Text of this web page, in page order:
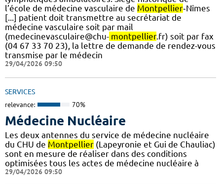
l’école de médecine vasculaire de Montpellier‐Nîmes
[...] patient doit transmettre au secrétariat de
médecine vasculaire soit par mail
(medecinevasculaire@chu- montpellier.fr) soit par fax
(04 67 33 70 23), la lettre de demande de rendez-vous
transmise par le médecin
29/04/2026 09:50
SERVICES
relevance: 70%
Médecine Nucléaire
Les deux antennes du service de médecine nucléaire
du CHU de Montpellier (Lapeyronie et Gui de Chauliac)
sont en mesure de réaliser dans des conditions
optimisées tous les actes de médecine nucléaire à
29/04/2026 09:50